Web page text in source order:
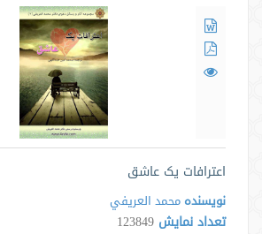
اعترافات یک عاشق
نویسنده محمد العريفي
تعداد نمایش 123849